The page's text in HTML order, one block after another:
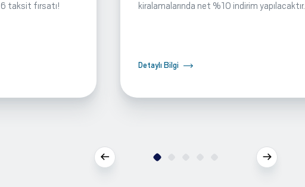
taksit fırsatı!
kiralamalarında net %10 indirim yapılacaktır.
Detaylı Bilgi